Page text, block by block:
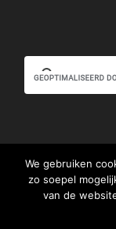
©
het
We gebruiken
zo soepel
van de